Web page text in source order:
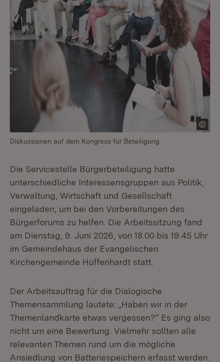
Diskussionen auf dem Kongress für Beteiligung.
Die Servicestelle Bürgerbeteiligung hatte
unterschiedliche Interessensgruppen aus Politik,
Verwaltung, Wirtschaft und Gesellschaft
eingeladen, um bei den Vorbereitungen des
Bürgerforums zu helfen. Die Arbeitssitzung fand
am Dienstag, 9. Juni 2026, von 18.00 bis 19.45 Uhr
im Gemeindehaus der Evangelischen
Kirchengemeinde Hüffenhardt statt.
Der Arbeitsauftrag für die Dialogische
Themensammlung lautete: „Haben wir in der
Themenlandkarte etwas vergessen?“ Es ging also
nicht um eine Bewertung. Vielmehr sollten alle
relevanten Themen rund um die mögliche
Ansiedlung von Batteriespeichern erfasst werden.